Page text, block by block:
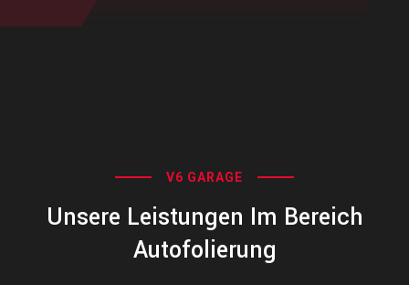
V6 GARAGE
Unsere Leistungen Im Bereich
Autofolierung